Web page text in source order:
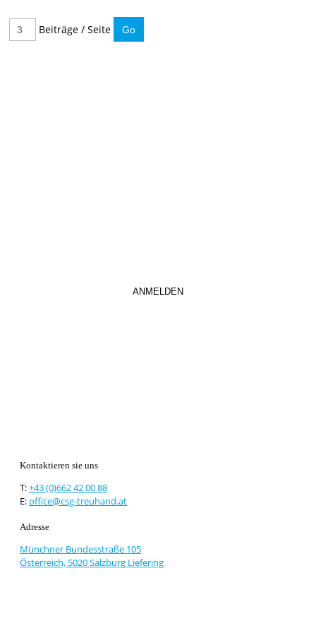
Beiträge / Seite
Kontaktieren sie uns
T:+43 (0)662 42 00 88
E:office@csg-treuhand.at
Adresse
Münchner Bundesstraße 105
Österreich, 5020 Salzburg Liefering